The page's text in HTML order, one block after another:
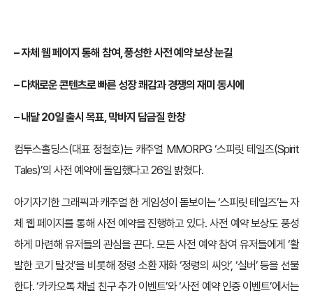
– 자체 웹 페이지 통해 참여, 풍성한 사전 예약 보상 눈길
– 다채로운 콘텐츠로 빠른 성장 쾌감과 경쟁의 재미 동시에
– 내달 20일 출시 목표, 막바지 담금질 한창
컴투스홀딩스(대표 정철호)는 캐주얼 MMORPG ‘스피릿 테일즈(Spirit
Tales)’의 사전 예약에 돌입했다고 26일 밝혔다.
아기자기한 그래픽과 캐주얼 한 게임성이 돋보이는 ‘스피릿 테일즈’는 자
체 웹 페이지를 통해 사전 예약을 진행하고 있다. 사전 예약 보상도 풍성
하게 마련해 유저들의 관심을 끈다. 모든 사전 예약 참여 유저들에게 ‘활
발한 코기 탈것’을 비롯해 정령 소환 재화 ‘정령의 씨앗’, ‘실버’ 등을 선물
한다. ‘카카오톡 채널 친구 추가 이벤트’와 ‘사전 예약 인증 이벤트’에서는